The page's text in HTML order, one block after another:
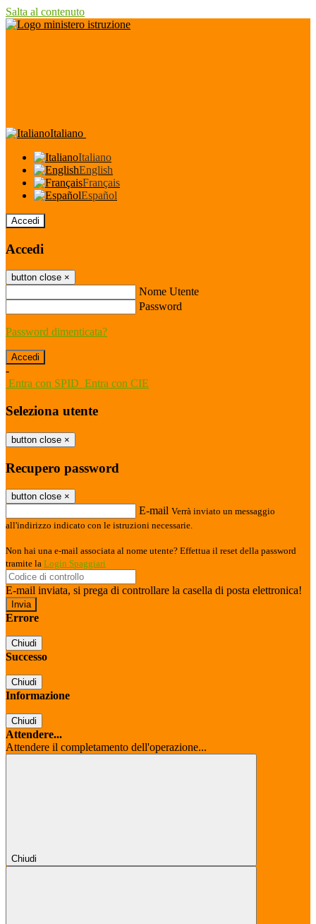
Salta al contenuto
Italiano
Italiano
English
Français
Español
Accedi
Accedi
button close ×
Nome Utente
Password
Password dimenticata?
-
Entra con SPID Entra con CIE
Seleziona utente
button close ×
Recupero password
button close ×
E-mail Verrà inviato un messaggio
all'indirizzo indicato con le istruzioni necessarie.
Non hai una e-mail associata al nome utente? Effettua il reset della password
tramite la Login Spaggiari
E-mail inviata, si prega di controllare la casella di posta elettronica!
Errore
Chiudi
Successo
Chiudi
Informazione
Chiudi
Attendere...
Attendere il completamento dell'operazione...
Chiudi